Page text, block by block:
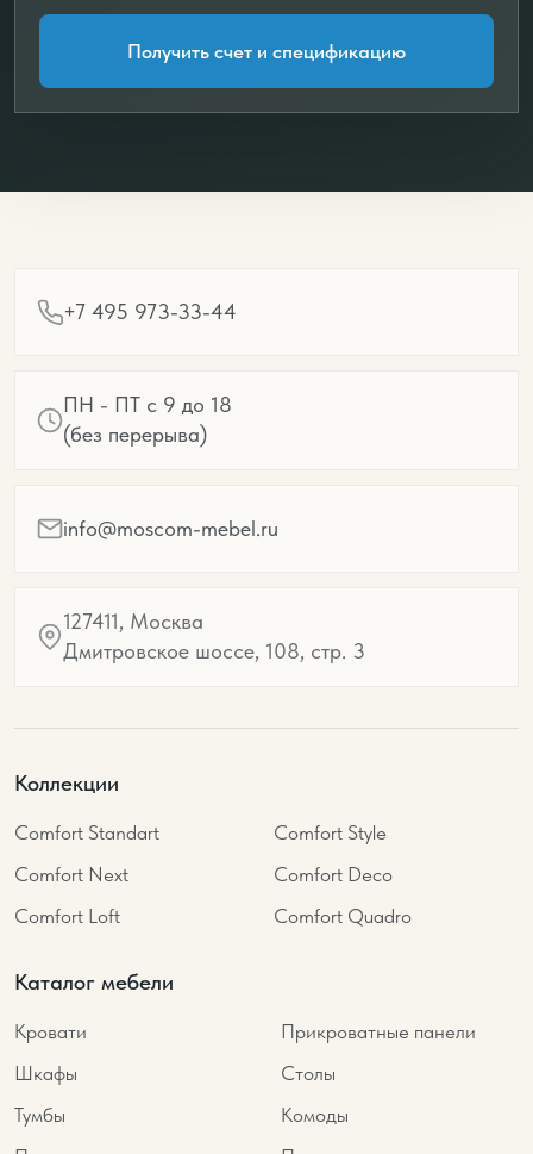
Получить счет и спецификацию
+7 495 973-33-44
ПН - ПТ с 9 до 18
(без перерыва)
info@moscom-mebel.ru
127411, Москва
Дмитровское шоссе, 108, стр. 3
Коллекции
Comfort Standart
Comfort Style
Comfort Next
Comfort Deco
Comfort Loft
Comfort Quadro
Каталог мебели
Кровати
Прикроватные панели
Шкафы
Столы
Тумбы
Комоды